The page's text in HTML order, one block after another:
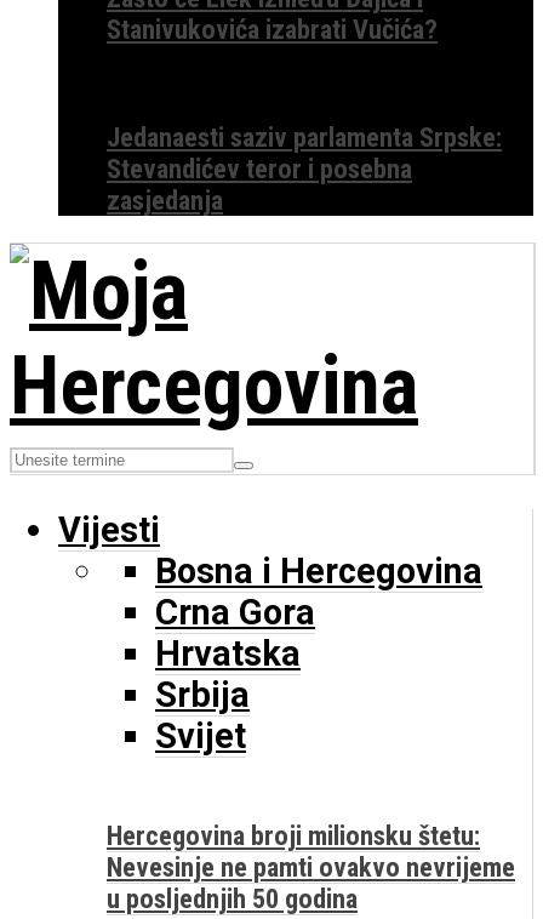
Stanivukovića izabrati Vučića?
Jedanaesti saziv parlamenta Srpske:
Stevandićev teror i posebna
zasjedanja
Vijesti
Bosna i Hercegovina
Crna Gora
Hrvatska
Srbija
Svijet
Hercegovina broji milionsku štetu:
Nevesinje ne pamti ovakvo nevrijeme
u posljednjih 50 godina